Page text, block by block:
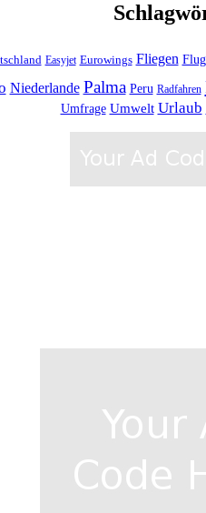
Easyjet Eurowings Fliegen Flug
Niederlande Palma Peru Radfahren
Umfrage Umwelt Urlaub